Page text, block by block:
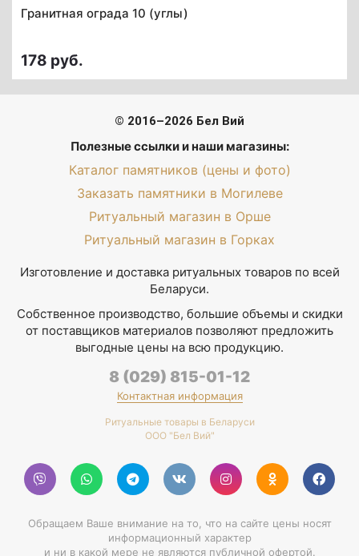
Гранитная ограда 10 (углы)
178 руб.
© 2016–2026 Бел Вий
Полезные ссылки и наши магазины:
Каталог памятников (цены и фото)
Заказать памятники в Могилеве
Ритуальный магазин в Орше
Ритуальный магазин в Горках
Изготовление и доставка ритуальных товаров по всей
Беларуси.
Собственное производство, большие объемы и скидки
от поставщиков материалов позволяют предложить
выгодные цены на всю продукцию.
8 (029) 815-01-12
Контактная информация
Ритуальные товары в Беларуси
ООО "Бел Вий"
Обращаем Ваше внимание на то, что на сайте цены носят
информационный характер
и ни в какой мере не являются публичной офертой.